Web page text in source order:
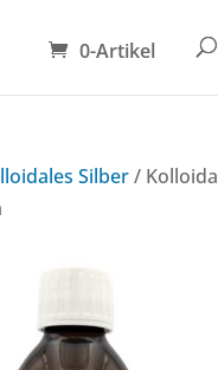
0-Artikel
Silber/